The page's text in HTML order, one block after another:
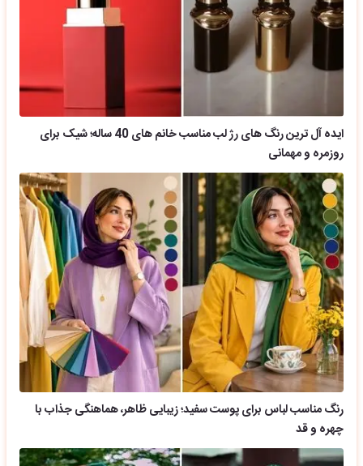
ایده آل ترین رنگ های رژ لب مناسب خانم های 40 ساله؛ شیک برای
روزمره و مهمانی
رنگ مناسب لباس برای پوست سفید؛ زیبایی ظاهر، هماهنگی جذاب با
چهره و قد